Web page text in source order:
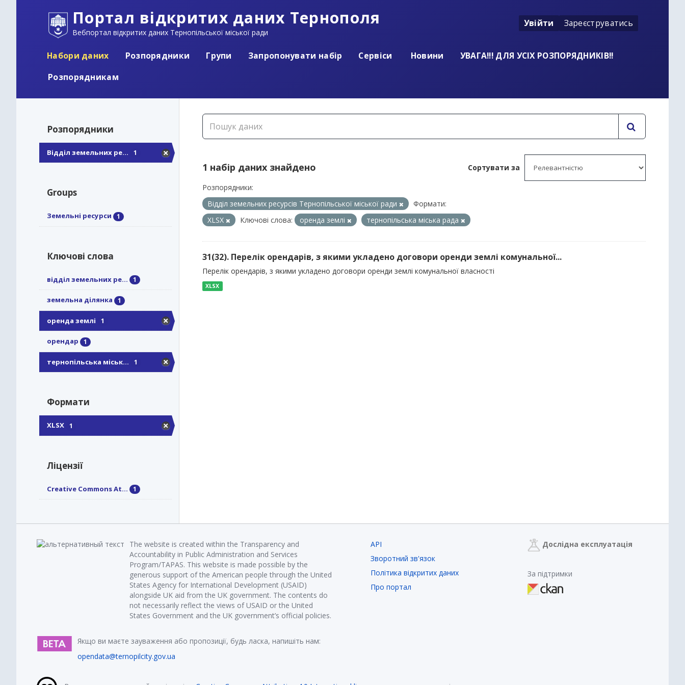
Портал відкритих даних Тернополя
Вебпортал відкритих даних Тернопільської міської ради
Увійти Зареєструватись
Набори даних Розпорядники Групи Запропонувати набір Сервіси Новини
УВАГА!!! ДЛЯ УСІХ РОЗПОРЯДНИКІВ!!
Розпорядникам
Розпорядники
Відділ земельних ре... 1
Groups
Земельні ресурси 1
Ключові слова
відділ земельних ре... 1
земельна ділянка 1
оренда землі 1
орендар 1
тернопільська міськ... 1
Формати
XLSX 1
Ліцензії
Creative Commons At... 1
Сортувати за
1 набір даних знайдено
Розпорядники:
Відділ земельних ресурсів Тернопільської міської ради
Формати:
XLSX
Ключові слова: оренда землі тернопільська міська рада
31(32). Перелік орендарів, з якими укладено договори оренди землі комунальної...
Перелік орендарів, з якими укладено договори оренди землі комунальної власності
XLSX
The website is created within the Transparency and
Accountability in Public Administration and Services
Program/TAPAS. This website is made possible by the
generous support of the American people through the United
States Agency for International Development (USAID)
alongside UK aid from the UK government. The contents do
not necessarily reflect the views of USAID or the United
States Government and the UK government’s official policies.
Якщо ви маєте зауваження або пропозиції, будь ласка, напишіть нам:
opendata@ternopilcity.gov.ua
API
Зворотний зв'язок
Політика відкритих даних
Про портал
Дослідна експлуатація
За підтримки